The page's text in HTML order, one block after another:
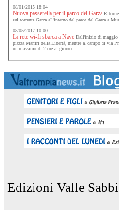
08/01/2015 18:04
Nuova passerella per il parco del Garza
sul torrente Garza all'interno del parco del Garza a
08/05/2012 10:00
La rete wi-fi sbarca a Nave Dall'inizio di maggio
piazza Martiri della Libertà, mentre al campo di via
un massimo di 2 ore al giorno
Edizioni Valle